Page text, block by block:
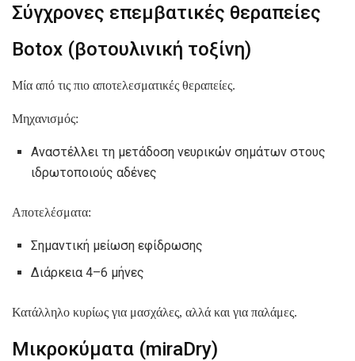
Σύγχρονες επεμβατικές θεραπείες
Botox (βοτουλινική τοξίνη)
Μία από τις πιο αποτελεσματικές θεραπείες.
Μηχανισμός:
Αναστέλλει τη μετάδοση νευρικών σημάτων στους
ιδρωτοποιούς αδένες
Αποτελέσματα:
Σημαντική μείωση εφίδρωσης
Διάρκεια 4–6 μήνες
Κατάλληλο κυρίως για μασχάλες, αλλά και για παλάμες.
Μικροκύματα (miraDry)